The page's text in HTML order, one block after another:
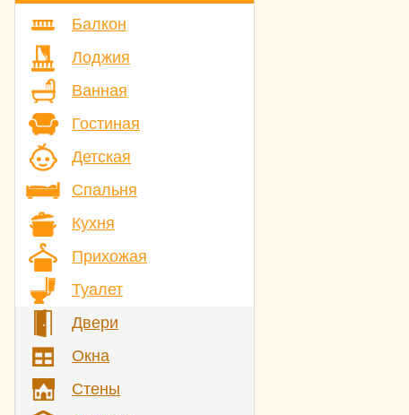
Балкон
Лоджия
Ванная
Гостиная
Детская
Спальня
Кухня
Прихожая
Туалет
Двери
Окна
Стены